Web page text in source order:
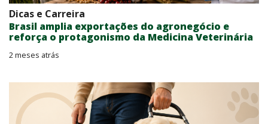
Dicas e Carreira
Brasil amplia exportações do agronegócio e
reforça o protagonismo da Medicina Veterinária
2 meses atrás